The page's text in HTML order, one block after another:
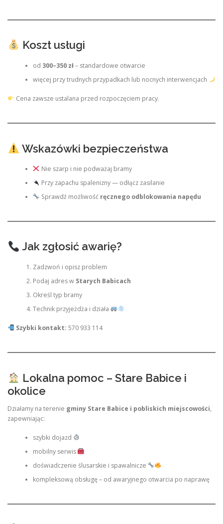
Koszt usługi
od 300–350 zł– standardowe otwarcie
więcej przy trudnych przypadkach lub nocnych interwencjach
Cena zawsze ustalana przed rozpoczęciem pracy.
Wskazówki bezpieczeństwa
Nie szarp i nie podważaj bramy
Przy zapachu spalenizny — odłącz zasilanie
Sprawdź możliwość ręcznego odblokowania napędu
Jak zgłosić awarię?
Zadzwoń i opisz problem
Podaj adres w Starych Babicach
Określ typ bramy
Technik przyjeżdża i działa
Szybki kontakt: 570 933 114
Lokalna pomoc – Stare Babice i
okolice
Działamy na terenie gminy Stare Babice i pobliskich miejscowości,
zapewniając:
szybki dojazd
mobilny serwis
doświadczenie ślusarskie i spawalnicze
kompleksową obsługę – od awaryjnego otwarcia po naprawę